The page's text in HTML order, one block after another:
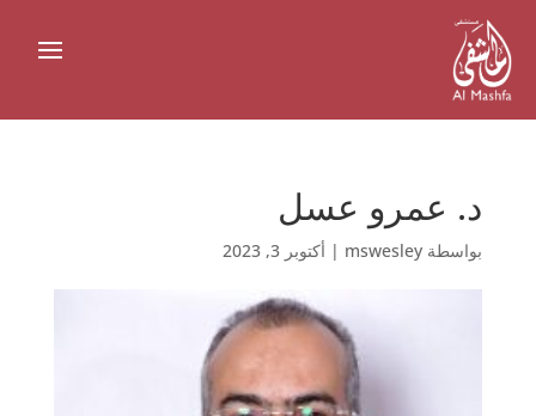
د. عمرو عسل
بواسطة mswesley
| أكتوبر 3, 2023